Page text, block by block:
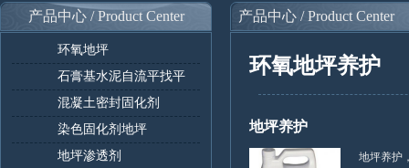
产品中心 / Product Center
环氧地坪
石膏基水泥自流平找平
混凝土密封固化剂
染色固化剂地坪
地坪渗透剂
产品中心 / Product Center
环氧地坪养护
地坪养护
地坪养护